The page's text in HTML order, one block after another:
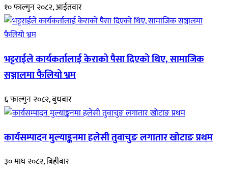
१० फाल्गुन २०८२, आईतवार
भट्टराईले कार्यकर्तालाई केराको पैसा दिएको थिए, सामाजिक
सञ्जालमा फैलियो भ्रम
६ फाल्गुन २०८२, बुधबार
कार्यसम्पादन मुल्याङ्कनमा हलेसी तुवाचुङ लगातार खोटाङ प्रथम
३० माघ २०८२, बिहीबार